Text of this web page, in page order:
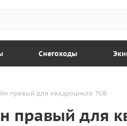
Снегоходы
правый для квадроцикла TGB
правый для